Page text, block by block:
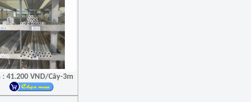
: 41.200 VND/Cây-3m